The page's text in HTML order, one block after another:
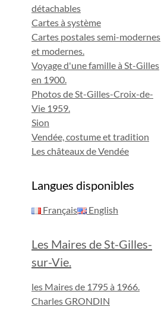
détachables
Cartes à système
Cartes postales semi-modernes
et modernes.
Voyage d'une famille à St-Gilles
en 1900.
Photos de St-Gilles-Croix-de-
Vie 1959.
Sion
Vendée, costume et tradition
Les châteaux de Vendée
Langues disponibles
Français English
Les Maires de St-Gilles-
sur-Vie.
les Maires de 1795 à 1966.
Charles GRONDIN